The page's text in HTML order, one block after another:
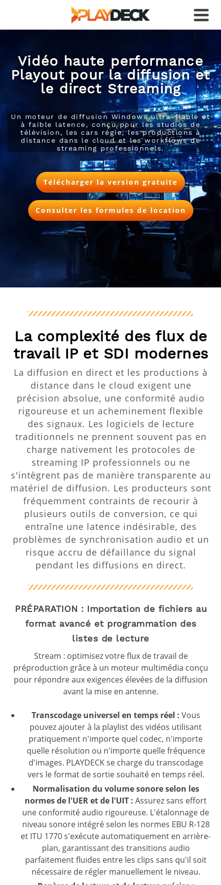
Vidéo haute performance
Playout pour la diffusion et
le direct Streaming
Un moteur de diffusion Windows ultra-fiable et
à faible latence, conçu pour les studios de
télévision, les cars régie, les productions à
distance dans le cloud et les workflows de
streaming professionnels.
Télécharger la version gratuite
Consulter les formules de location
La complexité des flux de
travail IP et SDI modernes
La diffusion en direct et les productions à
distance dans le cloud exigent une
précision absolue, une conformité audio
rigoureuse et un acheminement flexible
des signaux. Les logiciels de lecture
traditionnels ne prennent souvent pas en
charge nativement les protocoles de
streaming IP professionnels ou ne
s'intègrent pas de manière transparente au
matériel de diffusion. Les producteurs sont
fréquemment contraints de recourir à
plusieurs outils de conversion, ce qui
entraîne une latence indésirable, des
problèmes de synchronisation audio et un
risque accru de défaillance du signal
pendant les diffusions en direct.
PRÉPARATION : Importation de fichiers au
format avancé et programmation des
listes de lecture
Stream : optimisez votre flux de travail de
préproduction grâce à un moteur multimédia conçu
pour répondre aux exigences élevées de la diffusion
avant la mise en antenne.
Transcodage universel en temps réel : Vous
pouvez ajouter à la playlist des vidéos utilisant
pratiquement n'importe quel codec, n'importe
quelle résolution ou n'importe quelle fréquence
d'images. PLAYDECK se charge du transcodage
vers le format de sortie souhaité en temps réel.
Normalisation du volume sonore selon les
normes de l'UER et de l'UIT : Assurez sans effort
une conformité audio rigoureuse. L'étalonnage de
niveau sonore intégré selon les normes EBU R-128
et ITU 1770 s'exécute automatiquement en arrière-
plan, garantissant des transitions audio
parfaitement fluides entre les clips sans qu'il soit
nécessaire de régler manuellement le niveau.